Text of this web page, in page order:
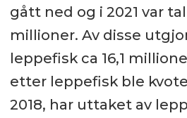
gått ned og i 2021 var
millioner. Av disse
leppefisk ca 16,1
etter leppefisk ble
2018, har uttaket av